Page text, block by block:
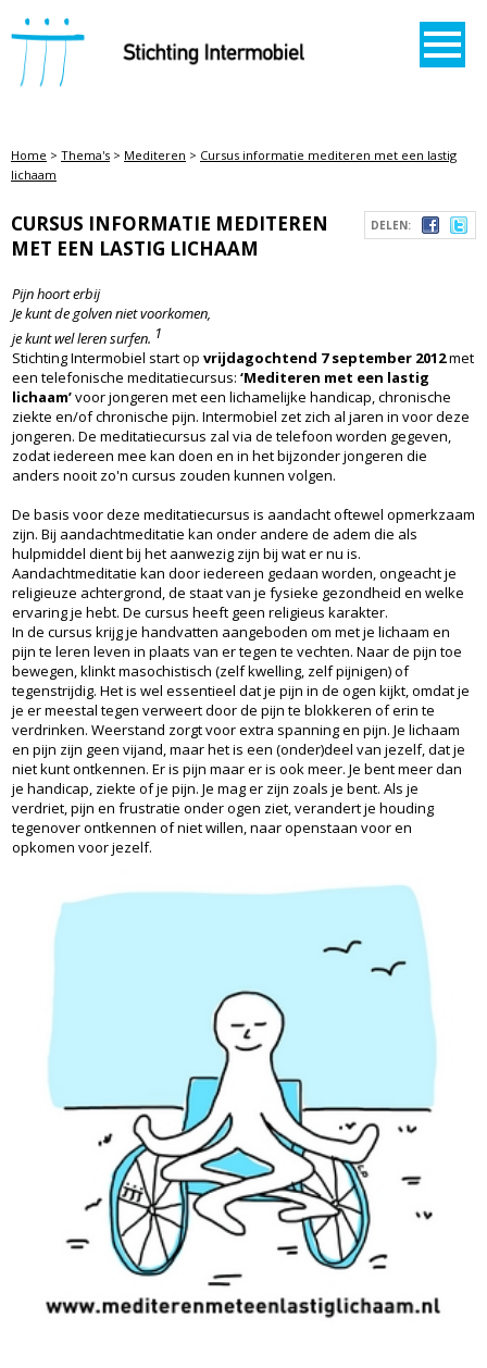
STICHTING INTERMOBIEL
Home > Thema's > Mediteren > Cursus informatie mediteren met een lastig
lichaam
DELEN:
CURSUS INFORMATIE MEDITEREN
MET EEN LASTIG LICHAAM
Pijn hoort erbij
Je kunt de golven niet voorkomen,
je kunt wel leren surfen. 1
Stichting Intermobiel start op vrijdagochtend 7 september 2012met
een telefonische meditatiecursus: ‘Mediteren met een lastig
lichaam’voor jongeren met een lichamelijke handicap, chronische
ziekte en/of chronische pijn. Intermobiel zet zich al jaren in voor deze
jongeren. De meditatiecursus zal via de telefoon worden gegeven,
zodat iedereen mee kan doen en in het bijzonder jongeren die
anders nooit zo'n cursus zouden kunnen volgen.
De basis voor deze meditatiecursus is aandacht oftewel opmerkzaam
zijn. Bij aandachtmeditatie kan onder andere de adem die als
hulpmiddel dient bij het aanwezig zijn bij wat er nu is.
Aandachtmeditatie kan door iedereen gedaan worden, ongeacht je
religieuze achtergrond, de staat van je fysieke gezondheid en welke
ervaring je hebt. De cursus heeft geen religieus karakter.
In de cursus krijg je handvatten aangeboden om met je lichaam en
pijn te leren leven in plaats van er tegen te vechten. Naar de pijn toe
bewegen, klinkt masochistisch (zelf kwelling, zelf pijnigen) of
tegenstrijdig. Het is wel essentieel dat je pijn in de ogen kijkt, omdat je
je er meestal tegen verweert door de pijn te blokkeren of erin te
verdrinken. Weerstand zorgt voor extra spanning en pijn. Je lichaam
en pijn zijn geen vijand, maar het is een (onder)deel van jezelf, dat je
niet kunt ontkennen. Er is pijn maar er is ook meer. Je bent meer dan
je handicap, ziekte of je pijn. Je mag er zijn zoals je bent. Als je
verdriet, pijn en frustratie onder ogen ziet, verandert je houding
tegenover ontkennen of niet willen, naar openstaan voor en
opkomen voor jezelf.